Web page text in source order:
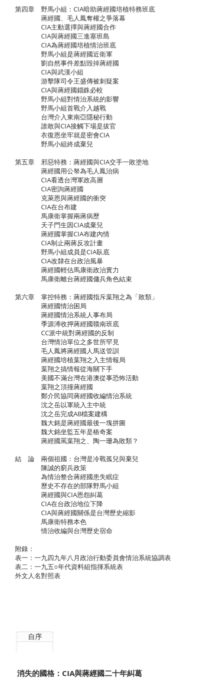
第四章 野馬小組：CIA暗助蔣經國培植特務班底
蔣經國、毛人鳳奪權之爭落幕
CIA主動選擇與蔣經國合作
CIA與蔣經國三進塞班島
CIA為蔣經國培植情治班底
野馬小組是蔣經國近衛軍
劉自然事件差點毀掉蔣經國
CIA與武漢小組
游擊隊司令王盛傳被刺疑案
CIA與蔣經國錙銖必較
野馬小組對情治系統的影響
野馬小組首戰介入越戰
台灣介入東南亞隱秘行動
誰敢與CIA接觸下場是拔官
衣復恩坐牢就是密會CIA
野馬小組終成棄兒
第五章 邪惡特務：蔣經國與CIA交手一敗塗地
蔣經國用公帑為毛人鳳治病
CIA看透台灣軍政高層
CIA密詢蔣經國
克萊恩與蔣經國的衝突
CIA在台布建
馬康衛掌握兩蔣病歷
天子門生因CIA成棄兒
蔣經國掌握CIA布建內情
CIA制止兩蔣反攻計畫
野馬小組成員是CIA臥底
CIA改隸在台政治風暴
蔣經國輕估馬康衛政治實力
馬康衛離台蔣經國傭兵角色結束
第六章 掌控特務：蔣經國指斥葉翔之為「敗類」
蔣經國情治困局
蔣經國情治系統人事布局
季源溥收押蔣經國贛南班底
CC派中統對蔣經國的反制
台灣情治單位之多世所罕見
毛人鳳將蔣經國人馬送管訓
蔣經國培植葉翔之入主情報局
葉翔之搞情報從海關下手
美國不滿台灣在港澳從事恐怖活動
葉翔之頂撞蔣經國
鄭介民協同蔣經國收編情治系統
沈之岳以軍統入主中統
沈之岳完成AB檔案建構
魏大銘是蔣經國最後一塊拼圖
魏大銘坐監五年是樁奇案
蔣經國罵葉翔之、陶一珊為敗類？
結 論 兩個祖國：台灣是冷戰孤兒與棄兒
陳誠的窮兵政策
為情治整合蔣經國患失眠症
歷史不存在的部隊野馬小組
蔣經國與CIA恩怨糾葛
CIA在台政治地位下降
CIA與蔣經國關係是台灣歷史縮影
馬康衛特務本色
情治收編與台灣歷史宿命
附錄：
表一：一九四九年八月政治行動委員會情治系統協調表
表二：一九五○年代資料組指揮系統表
外文人名對照表
自序
消失的國格：CIA與蔣經國二十年糾葛